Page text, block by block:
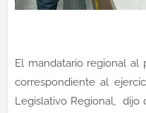
El mandatario regional al
correspondiente al
Legislativo Regional, dijo